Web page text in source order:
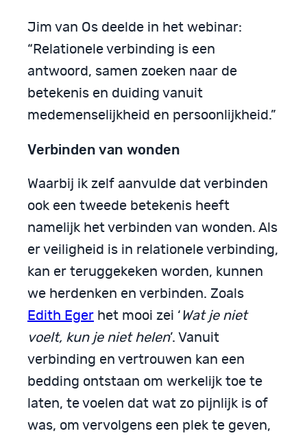
Jim van Os deelde in het webinar:
“Relationele verbinding is een
antwoord, samen zoeken naar de
betekenis en duiding vanuit
medemenselijkheid en persoonlijkheid.”
Verbinden van wonden
Waarbij ik zelf aanvulde dat verbinden
ook een tweede betekenis heeft
namelijk het verbinden van wonden. Als
er veiligheid is in relationele verbinding,
kan er teruggekeken worden, kunnen
we herdenken en verbinden. Zoals
Edith Eger het mooi zei ‘ Wat je niet
voelt, kun je niet helen’. Vanuit
verbinding en vertrouwen kan een
bedding ontstaan om werkelijk toe te
laten, te voelen dat wat zo pijnlijk is of
was, om vervolgens een plek te geven,